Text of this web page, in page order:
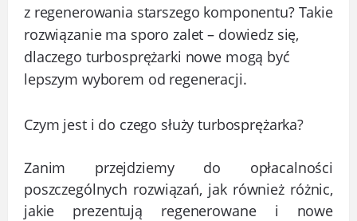
z regenerowania starszego komponentu? Takie
rozwiązanie ma sporo zalet – dowiedz się,
dlaczego turbosprężarki nowe mogą być
lepszym wyborem od regeneracji.
Czym jest i do czego służy turbosprężarka?
Zanim przejdziemy do opłacalności
poszczególnych rozwiązań, jak również różnic,
jakie prezentują regenerowane i nowe